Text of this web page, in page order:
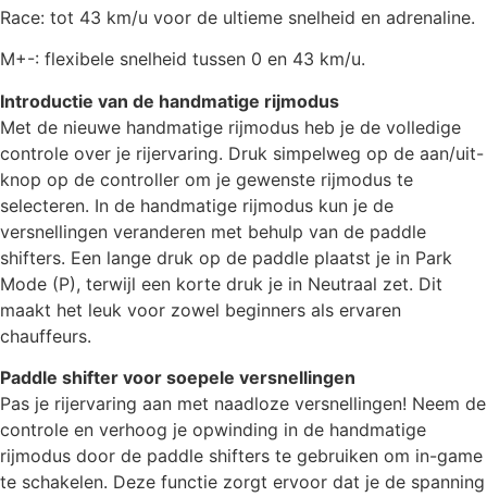
Race: tot 43 km/u voor de ultieme snelheid en adrenaline.
M+-: flexibele snelheid tussen 0 en 43 km/u.
Introductie van de handmatige rijmodus
Met de nieuwe handmatige rijmodus heb je de volledige
controle over je rijervaring. Druk simpelweg op de aan/uit-
knop op de controller om je gewenste rijmodus te
selecteren. In de handmatige rijmodus kun je de
versnellingen veranderen met behulp van de paddle
shifters. Een lange druk op de paddle plaatst je in Park
Mode (P), terwijl een korte druk je in Neutraal zet. Dit
maakt het leuk voor zowel beginners als ervaren
chauffeurs.
Paddle shifter voor soepele versnellingen
Pas je rijervaring aan met naadloze versnellingen! Neem de
controle en verhoog je opwinding in de handmatige
rijmodus door de paddle shifters te gebruiken om in-game
te schakelen. Deze functie zorgt ervoor dat je de spanning